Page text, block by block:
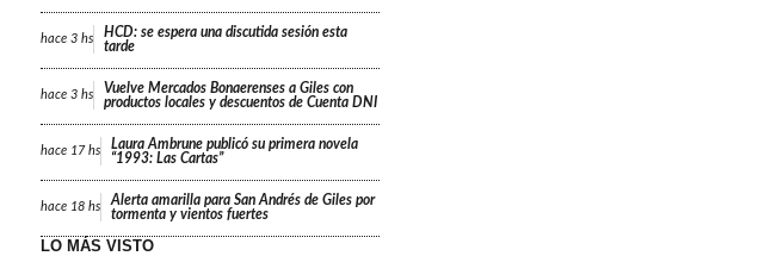
hace 3 hs
HCD: se espera una discutida sesión esta
tarde
hace 3 hs
Vuelve Mercados Bonaerenses a Giles con
productos locales y descuentos de Cuenta DNI
hace 17 hs
Laura Ambrune publicó su primera novela
“1993: Las Cartas”
hace 18 hs
Alerta amarilla para San Andrés de Giles por
tormenta y vientos fuertes
LO MÁS VISTO